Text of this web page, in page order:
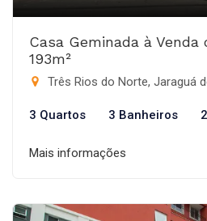
Casa Geminada à
193m²
Três Rios do Norte, Jaraguá
3 Quartos 3 Banheiros
Mais informações